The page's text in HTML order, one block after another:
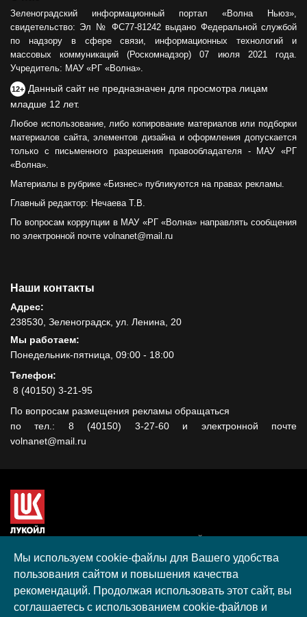
Зеленоградский информационный портал «Волна Ньюз»,
свидетельство: Эл № ФС77-81242 выдано Федеральной службой
по надзору в сфере связи, информационных технологий и
массовых коммуникаций (Роскомнадзор) 07 июля 2021 года.
Учредитель: МАУ «РГ «Волна».
12+ Данный сайт не предназначен для просмотра лицам
младше 12 лет.
Любое использование, либо копирование материалов или подборки
материалов сайта, элементов дизайна и оформления допускается
только с письменного разрешения правообладателя - МАУ «РГ
«Волна».
Материалы в рубрике «Бизнес» публикуются на правах рекламы.
Главный редактор: Нечаева Т.В.
По вопросам коррупции в МАУ «РГ «Волна» направлять сообщения
по электронной почте volnanet@mail.ru
Наши контакты
Адрес:
238530, Зеленоградск, ул. Ленина, 20
Мы работаем:
Понедельник-пятница, 09:00 - 18:00
Телефон:
8 (40150) 3-21-95
По вопросам размещения рекламы обращаться
по тел.: 8 (40150) 3-27-60 и электронной почте
volnanet@mail.ru
гранта, полученного в рамках XIII Конкурса социальных и
культурных проектов ПАО "ЛУКОЙЛ" на территории
Калининградской области в 2020 году
Согласие на обработку персональных данных
Разработка, поддержка и продвижение S-Media group
Мы используем cookie-файлы для Вашего удобства
пользования сайтом и повышения качества
рекомендаций. Продолжая использовать этот сайт, вы
соглашаетесь с использованием cookie-файлов и